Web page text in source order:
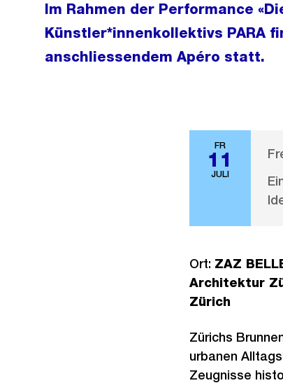
Im Rahmen der Performance
Künstler*innenkollektivs PARA
anschliessendem Apéro statt.
FR
11
JULI
Ort: ZAZ
Architektur
Zürich
Zürichs
urbanen
Zeugnisse